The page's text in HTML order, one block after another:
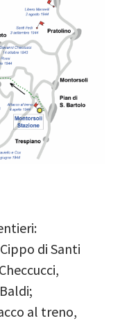
di Santi
al treno,